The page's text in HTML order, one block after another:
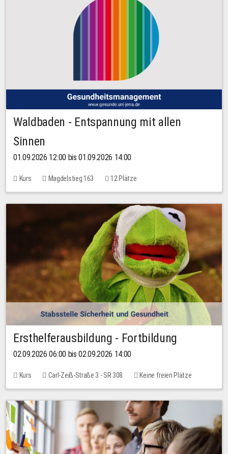
Waldbaden - Entspannung mit allen
Sinnen
01.09.2026 12:00 bis 01.09.2026 14:00
Kurs Magdelstieg 163 12 Plätze
Ersthelferausbildung - Fortbildung
02.09.2026 06:00 bis 02.09.2026 14:00
Kurs Carl-Zeiß-Straße 3 - SR 308 Keine freien Plätze